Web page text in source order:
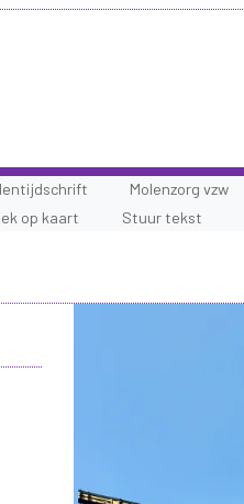
op kaart Stuur tekst
Molenzorg vzw